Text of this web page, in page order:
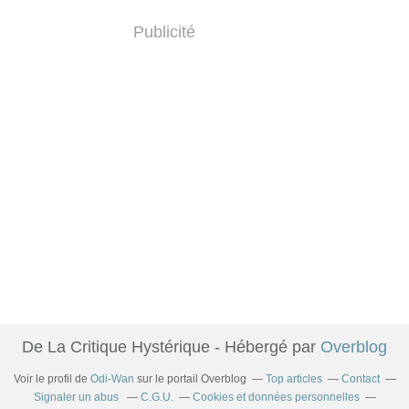
Publicité
De La Critique Hystérique - Hébergé par Overblog
Voir le profil de Odi-Wan sur le portail Overblog Top articles
Contact
Signaler un abus
C.G.U. Cookies et données personnelles